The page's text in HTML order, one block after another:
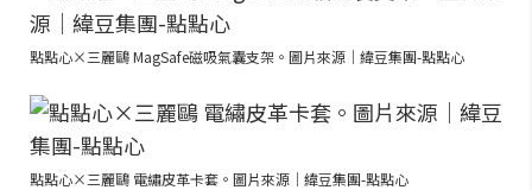
點點心×三麗鷗 MagSafe磁吸氣囊支架。圖片來源｜緯豆集團-點點心
點點心×三麗鷗 電繡皮革卡套。圖片來源｜緯豆集團-點點心